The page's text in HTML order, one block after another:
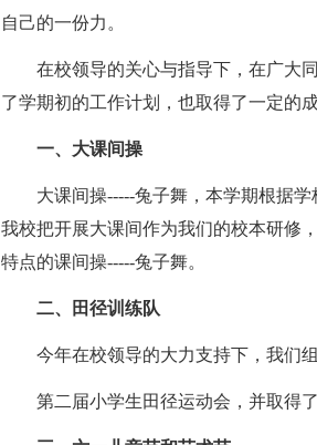
自己的一份力。
在校领导的关心与指导下，在广大同
了学期初的工作计划，也取得了一定的
一、大课间操
大课间操-----兔子舞，本学期根据学
我校把开展大课间作为我们的校本研修
特点的课间操-----兔子舞。
二、田径训练队
今年在校领导的大力支持下，我们组
第二届小学生田径运动会，并取得了